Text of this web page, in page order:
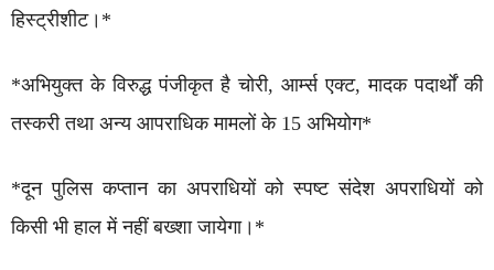
हिस्ट्रीशीट।*
*अभियुक्त के विरुद्ध पंजीकृत है चोरी, आर्म्स एक्ट, मादक पदार्थों की
तस्करी तथा अन्य आपराधिक मामलों के 15 अभियोग*
*दून पुलिस कप्तान का अपराधियों को स्पष्ट संदेश अपराधियों को
किसी भी हाल में नहीं बख्शा जायेगा।*